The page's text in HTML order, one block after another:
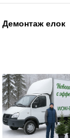
Демонтаж елок